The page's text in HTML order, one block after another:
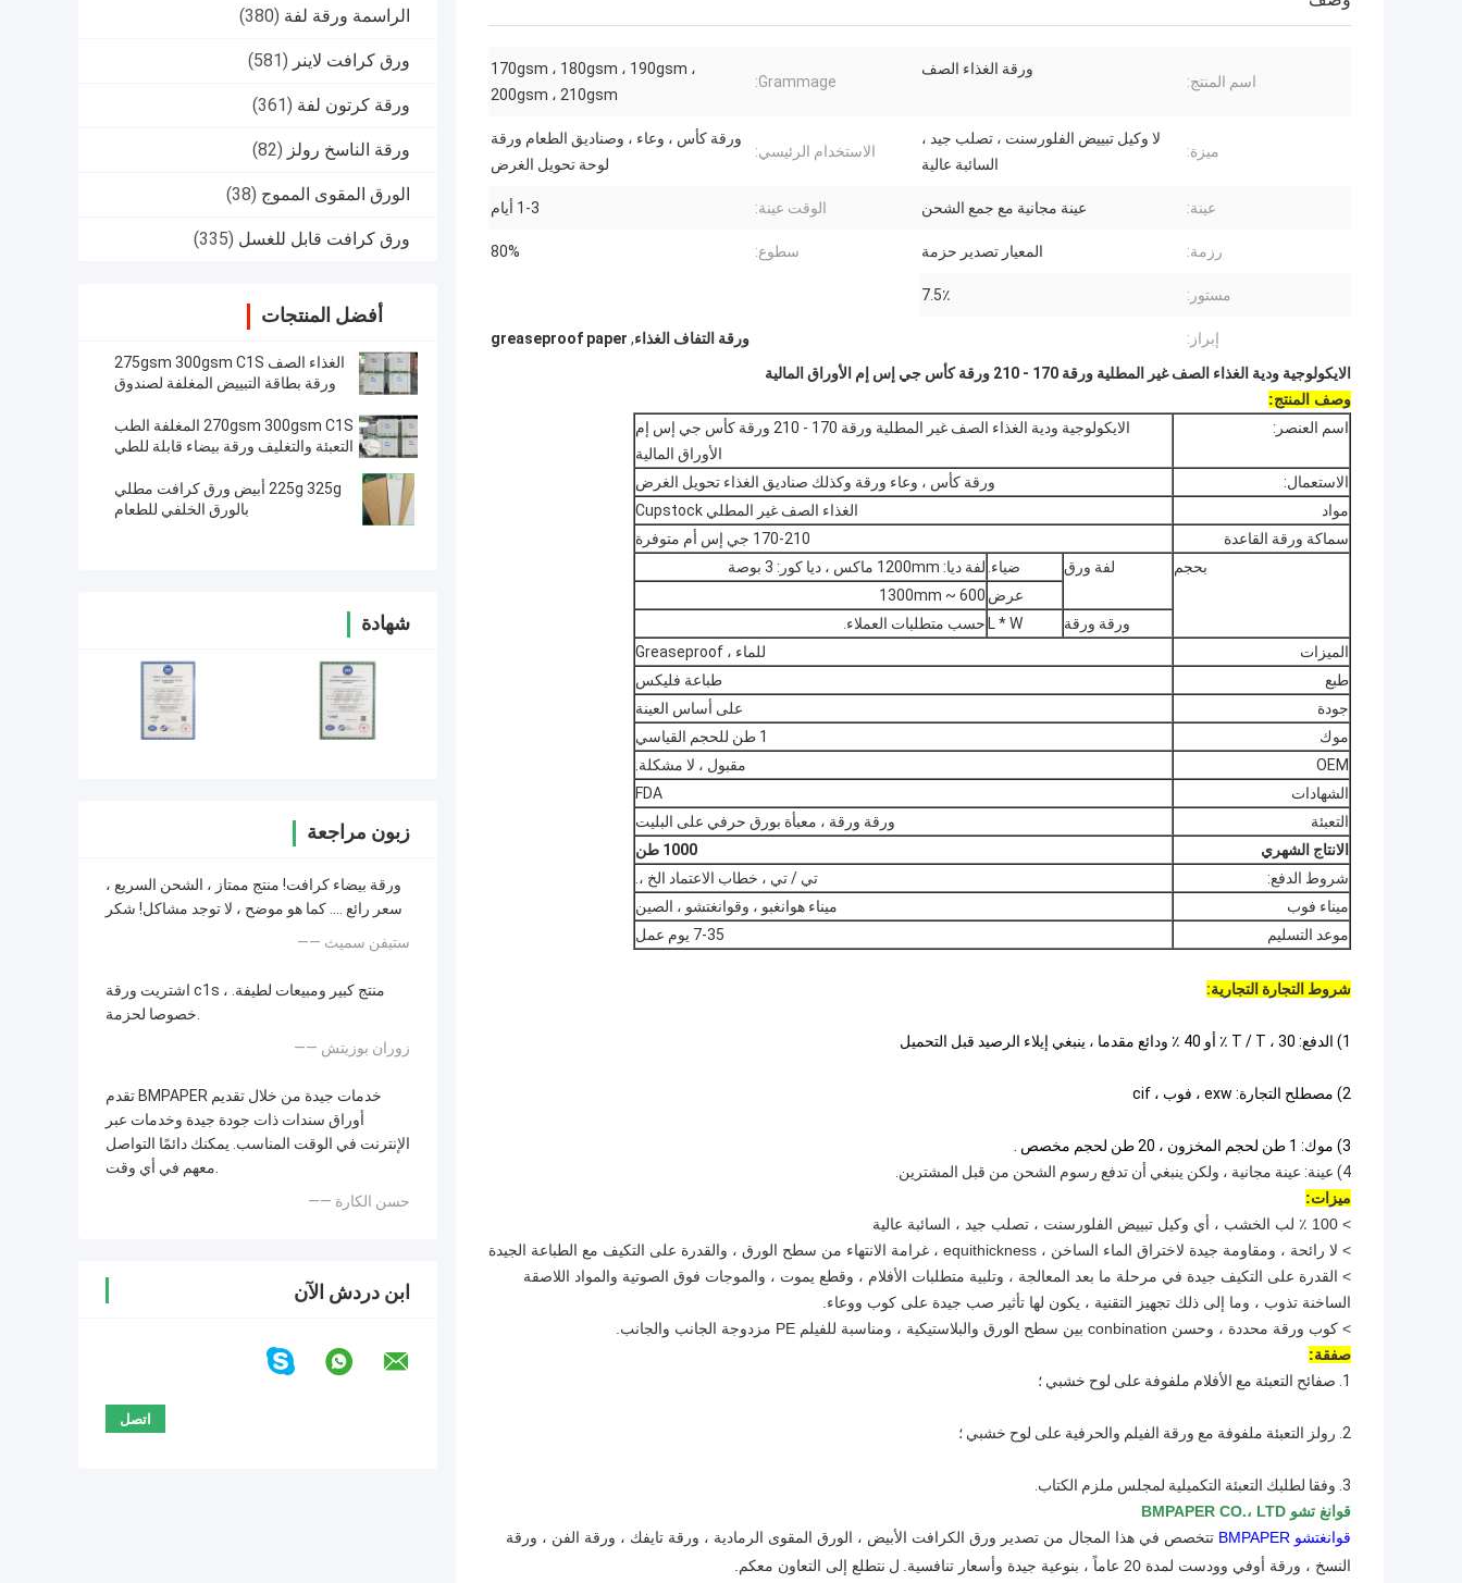
الراسمة ورقة لفة (380)
ورق كرافت لاينر (581)
ورقة كرتون لفة (361)
ورقة الناسخ رولز (82)
الورق المقوى المموج (38)
ورق كرافت قابل للغسل (335)
أفضل المنتجات
الغذاء الصف 275gsm 300gsm C1S
ورقة بطاقة التبييض المغلفة لصندوق
270gsm 300gsm C1S المغلفة الطب
التعبئة والتغليف ورقة بيضاء قابلة للطي
225g 325g أبيض ورق كرافت مطلي
بالورق الخلفي للطعام
شهادة
زبون مراجعة
ورقة بيضاء كرافت! منتج ممتاز ، الشحن السريع ،
سعر رائع .... كما هو موضح ، لا توجد مشاكل! شكر
—— ستيفن سميث
اشتريت ورقة c1s ، منتج كبير ومبيعات لطيفة.
خصوصا لحزمة.
—— زوران بوزيتش
تقدم BMPAPER خدمات جيدة من خلال تقديم
أوراق سندات ذات جودة جيدة وخدمات عبر
الإنترنت في الوقت المناسب. يمكنك دائمًا التواصل
معهم في أي وقت.
—— حسن الكارة
ابن دردش الآن
اسم المنتج:
ورقة الغذاء الصف
Grammage:
170gsm ، 180gsm ، 190gsm ،
200gsm ، 210gsm
ميزة:
لا وكيل تبييض الفلورسنت ، تصلب جيد ،
السائبة عالية
الاستخدام الرئيسي:
ورقة كأس ، وعاء ، وصناديق الطعام ورقة
لوحة تحويل الغرض
عينة: عينة مجانية مع جمع الشحن الوقت عينة: 1-3 أيام
رزمة: المعيار تصدير حزمة سطوع: 80%
مستور: 7.5٪
إبراز: ورقة التفاف الغذاء,
greaseproof paper
الايكولوجية ودية الغذاء الصف غير المطلية ورقة 170 - 210 ورقة كأس جي إس إم الأوراق المالية
وصف المنتج:
اسم العنصر:
الايكولوجية ودية الغذاء الصف غير المطلية ورقة 170 - 210 ورقة كأس جي إس إم
الأوراق المالية
الاستعمال:
ورقة كأس ، وعاء ورقة وكذلك صناديق الغذاء تحويل الغرض
مواد
الغذاء الصف غير المطلي Cupstock
سماكة ورقة القاعدة
170-210 جي إس أم متوفرة
بحجم
لفة ورق ضياء. لفة ديا: 1200mm ماكس ، ديا كور: 3 بوصة
عرض 600 ~ 1300mm
ورقة ورقة
L * W حسب متطلبات العملاء.
الميزات
للماء ، Greaseproof
طبع
طباعة فليكس
جودة
على أساس العينة
موك
1 طن للحجم القياسي
OEM
مقبول ، لا مشكلة.
الشهادات
FDA
التعبئة
ورقة ورقة ، معبأة بورق حرفي على البليت
الانتاج الشهري
1000 طن
شروط الدفع:
تي / تي ، خطاب الاعتماد الخ ،.
ميناء فوب
ميناء هوانغبو ، وقوانغتشو ، الصين
موعد التسليم
7-35 يوم عمل
شروط التجارة التجارية:
1) الدفع: T / T ، 30 ٪ أو 40 ٪ ودائع مقدما ، ينبغي إيلاء الرصيد قبل التحميل
2) مصطلح التجارة: exw ، فوب ، cif
3) موك: 1 طن لحجم المخزون ، 20 طن لحجم مخصص .
4) عينة: عينة مجانية ، ولكن ينبغي أن تدفع رسوم الشحن من قبل المشترين.
ميزات:
> 100 ٪ لب الخشب ، أي وكيل تبييض الفلورسنت ، تصلب جيد ، السائبة عالية
> لا رائحة ، ومقاومة جيدة لاختراق الماء الساخن ، equithickness ، غرامة الانتهاء من سطح الورق ، والقدرة على التكيف مع الطباعة الجيدة
> القدرة على التكيف جيدة في مرحلة ما بعد المعالجة ، وتلبية متطلبات الأفلام ، وقطع يموت ، والموجات فوق الصوتية والمواد اللاصقة
الساخنة تذوب ، وما إلى ذلك تجهيز التقنية ، يكون لها تأثير صب جيدة على كوب ووعاء.
> كوب ورقة محددة ، وحسن conbination بين سطح الورق والبلاستيكية ، ومناسبة للفيلم PE مزدوجة الجانب والجانب.
صفقة:
1. صفائح التعبئة مع الأفلام ملفوفة على لوح خشبي ؛
2. رولز التعبئة ملفوفة مع ورقة الفيلم والحرفية على لوح خشبي ؛
3. وفقا لطلبك التعبئة التكميلية لمجلس ملزم الكتاب.
قوانغ تشو BMPAPER CO.، LTD
قوانغتشو BMPAPER
تتخصص في هذا المجال من تصدير ورق الكرافت الأبيض ، الورق المقوى الرمادية ، ورقة تايفك ، ورقة الفن ، ورقة
النسخ ، ورقة أوفي وودست لمدة 20 عاماً ، بنوعية جيدة وأسعار تنافسية.
ل نتطلع إلى التعاون معكم.